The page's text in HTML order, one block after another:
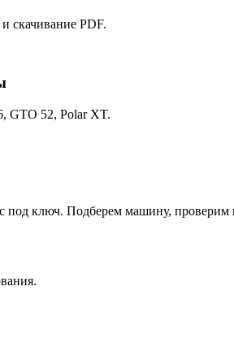
скачивание PDF.
GTO 52, Polar XT.
ключ. Подберем машину, проверим